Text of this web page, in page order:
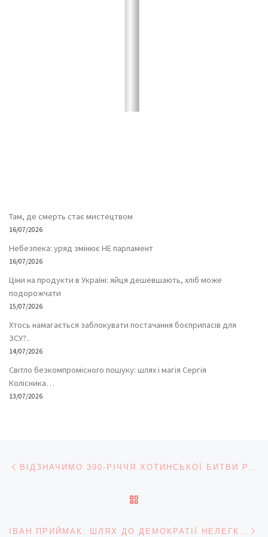
Там, де смерть стає мистецтвом
16/07/2026
Небезпека: уряд змінює НЕ парламент
16/07/2026
Ціни на продукти в Україні: яйця дешевшають, хліб може
подорожчати
15/07/2026
Хтось намагається заблокувати постачання боєприпасів для
ЗСУ?..
14/07/2026
Світло безкомпромісного пошуку: шлях і магія Сергія
Колісника…
13/07/2026
Навігація записів